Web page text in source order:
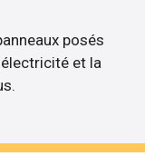
posés
et la